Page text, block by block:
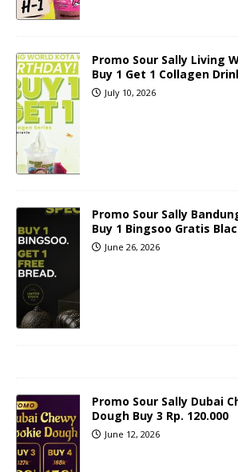
Promo Sour Sally Living
Buy 1 Get 1 Collagen
July 10, 2026
Promo Sour Sally
Buy 1 Bingsoo Gratis
June 26, 2026
Promo Sour Sally Dubai
Dough Buy 3 Rp. 120.000
June 12, 2026